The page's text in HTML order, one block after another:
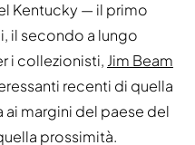
Kentucky — il primo
il secondo a lungo
i collezionisti, Jim Beam
recenti di quella
ai margini del paese del
prossimità.